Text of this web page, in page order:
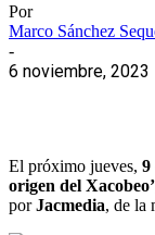
Por
Marco Sánchez
-
6 noviembre, 2023
El próximo jueves, 9
origen del Xacobeo’
porJacmedia, de la